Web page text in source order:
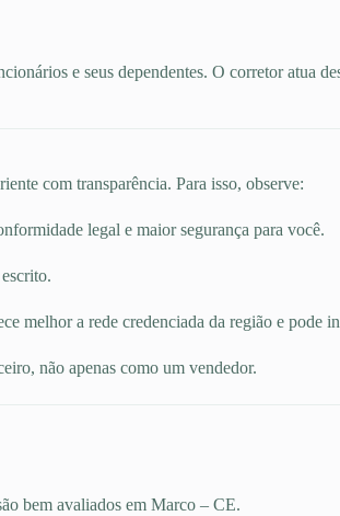
e seus dependentes. O corretor atua
com transparência. Para isso, observe:
legal e maior segurança para você.
melhor a rede credenciada da região e pode
não apenas como um vendedor.
bem avaliados em Marco – CE.